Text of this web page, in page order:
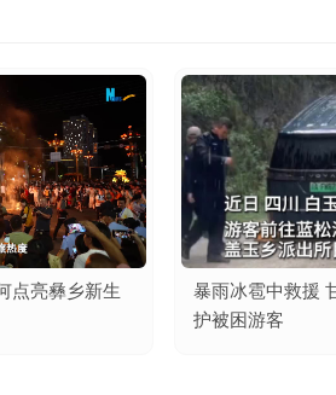
点亮彝乡新生
暴雨冰雹中救援
护被困游客